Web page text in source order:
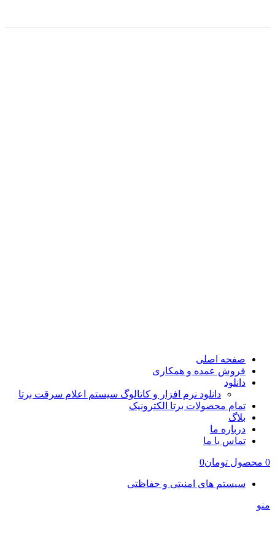
صفحه اصلی
فروش عمده و همکاری
دانلود
دانلود نرم افزار و کاتالوگ سیستم اعلام سرقت برتا
تمام محصولات برتا الکترونیک
بلاگ
درباره ما
تماس با ما
0 محصول تومان0
سیستم های امنیتی و حفاظتی
منو